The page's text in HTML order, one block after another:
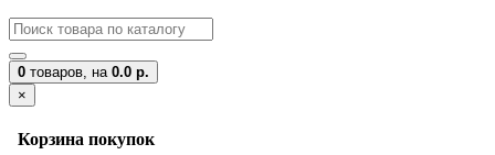
0 товаров, на 0.0 р.
×
Корзина покупок